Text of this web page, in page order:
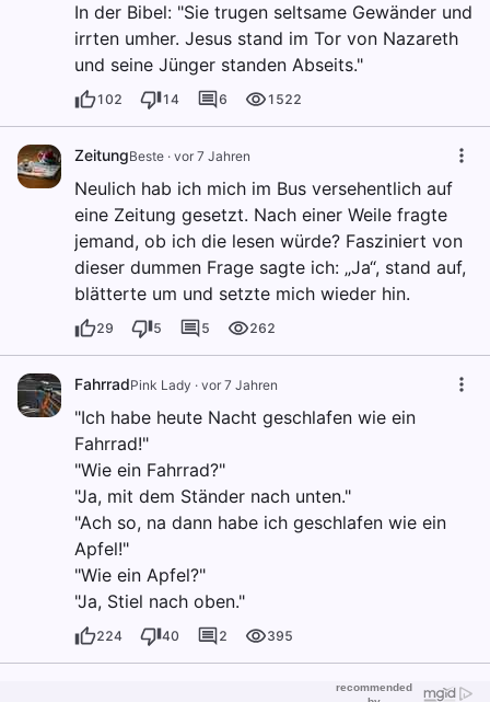
In der Bibel: "Sie trugen seltsame Gewänder und
irrten umher. Jesus stand im Tor von Nazareth
und seine Jünger standen Abseits."
102 14 6 1522
ZeitungBeste · vor 7 Jahren
Neulich hab ich mich im Bus versehentlich auf
eine Zeitung gesetzt. Nach einer Weile fragte
jemand, ob ich die lesen würde? Fasziniert von
dieser dummen Frage sagte ich: „Ja“, stand auf,
blätterte um und setzte mich wieder hin.
29 5 5 262
FahrradPink Lady · vor 7 Jahren
"Ich habe heute Nacht geschlafen wie ein
Fahrrad!"
"Wie ein Fahrrad?"
"Ja, mit dem Ständer nach unten."
"Ach so, na dann habe ich geschlafen wie ein
Apfel!"
"Wie ein Apfel?"
"Ja, Stiel nach oben."
224 40 2 395